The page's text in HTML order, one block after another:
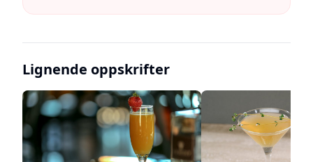
Lignende oppskrifter